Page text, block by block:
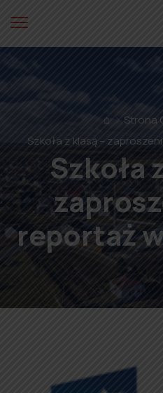
⌂
Strona
Szkoła z klasą –
Szkoła
reportaż